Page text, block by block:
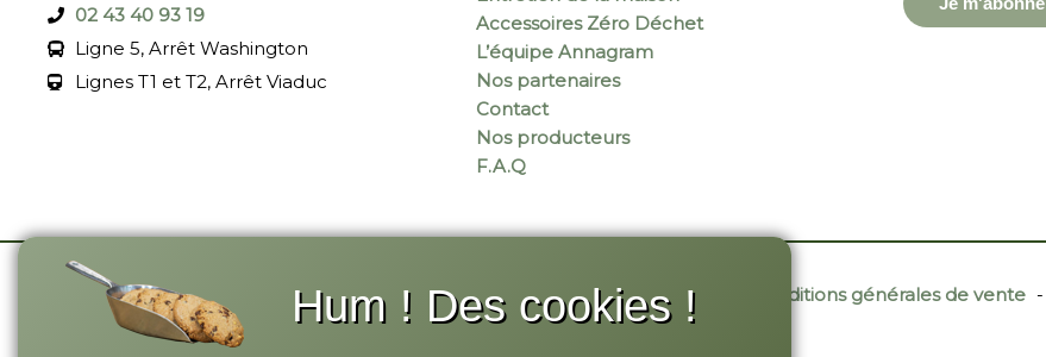
02 43 40 93 19
Ligne 5, Arrêt Washington
Lignes T1 et T2, Arrêt Viaduc
Accessoires Zéro Déchet
L’équipe Annagram
Nos partenaires
Contact
Nos producteurs
F.A.Q
© 2026 Annagram - Site réalisé par Monsieur Site Web - Contact Conditions générales de vente -
Hum ! Des cookies !